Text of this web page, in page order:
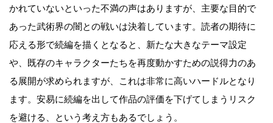
かれていないといった不満の声はありますが、主要な目的で
あった武術界の闇との戦いは決着しています。読者の期待に
応える形で続編を描くとなると、新たな大きなテーマ設定
や、既存のキャラクターたちを再度動かすための説得力のあ
る展開が求められますが、これは非常に高いハードルとなり
ます。安易に続編を出して作品の評価を下げてしまうリスク
を避ける、という考え方もあるでしょう。